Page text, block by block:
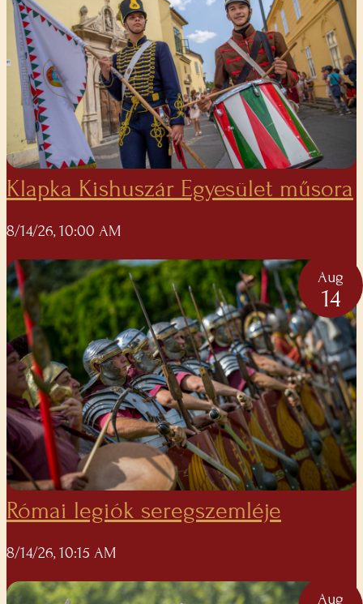
Klapka Kishuszár Egyesület műsora
8/14/26, 10:00 AM
Aug
14
Római legiók seregszemléje
8/14/26, 10:15 AM
Aug